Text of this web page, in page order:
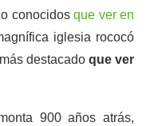
conocidosque ver en
iglesia rococó
destacadoque ver
900 años atrás,